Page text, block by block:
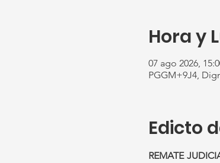
Hora y
07 ago 2026,
PGGM+9J4,
Edicto
REMATE